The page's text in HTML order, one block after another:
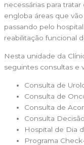
necessárias para
engloba áreas que
passando pelo
reabilitação funcional
Nesta unidade da
seguintes consultas e
Consulta de
Consulta de
Consulta de
Consulta
Hospital de Dia
Programa